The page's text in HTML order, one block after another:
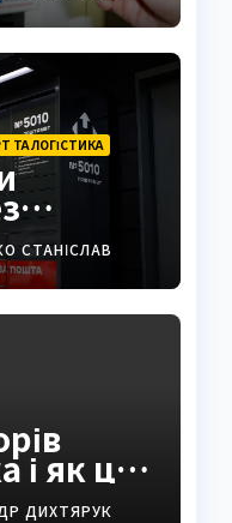
ТА ЛОГІСТИКА
СТАНІСЛАВ
і як це
ДИХТЯРУК